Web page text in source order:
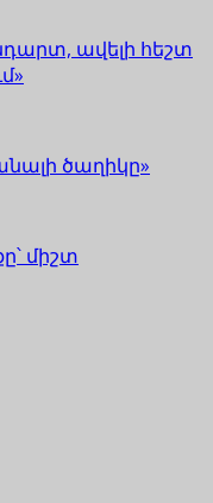
ավելի հեշտ
ծաղիկը»
միշտ